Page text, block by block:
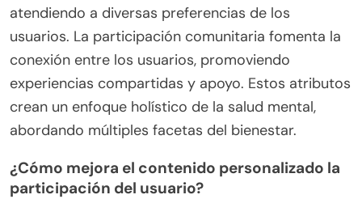
atendiendo a diversas preferencias de los
usuarios. La participación comunitaria fomenta la
conexión entre los usuarios, promoviendo
experiencias compartidas y apoyo. Estos atributos
crean un enfoque holístico de la salud mental,
abordando múltiples facetas del bienestar.
¿Cómo mejora el contenido personalizado la
participación del usuario?